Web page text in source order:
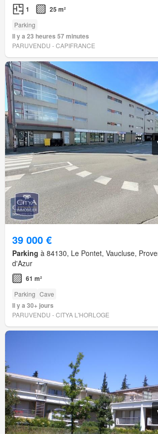
1 25 m²
Parking
Il y a 23 heures 57 minutes
PARUVENDU - CAPIFRANCE
39 000 €
Parking à 84130, Le Pontet, Vaucluse,
d'Azur
61 m²
Parking Cave
Il y a 30+ jours
PARUVENDU - CITYA L'HORLOGE